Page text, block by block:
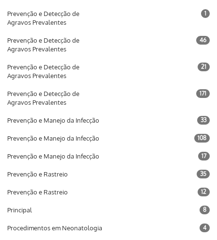
Prevenção e Detecção de
Agravos Prevalentes
1
Prevenção e Detecção de
Agravos Prevalentes
46
Prevenção e Detecção de
Agravos Prevalentes
21
Prevenção e Detecção de
Agravos Prevalentes
171
Prevenção e Manejo da Infecção 33
Prevenção e Manejo da Infecção 108
Prevenção e Manejo da Infecção 17
Prevenção e Rastreio 35
Prevenção e Rastreio 12
Principal 8
Procedimentos em Neonatologia 4